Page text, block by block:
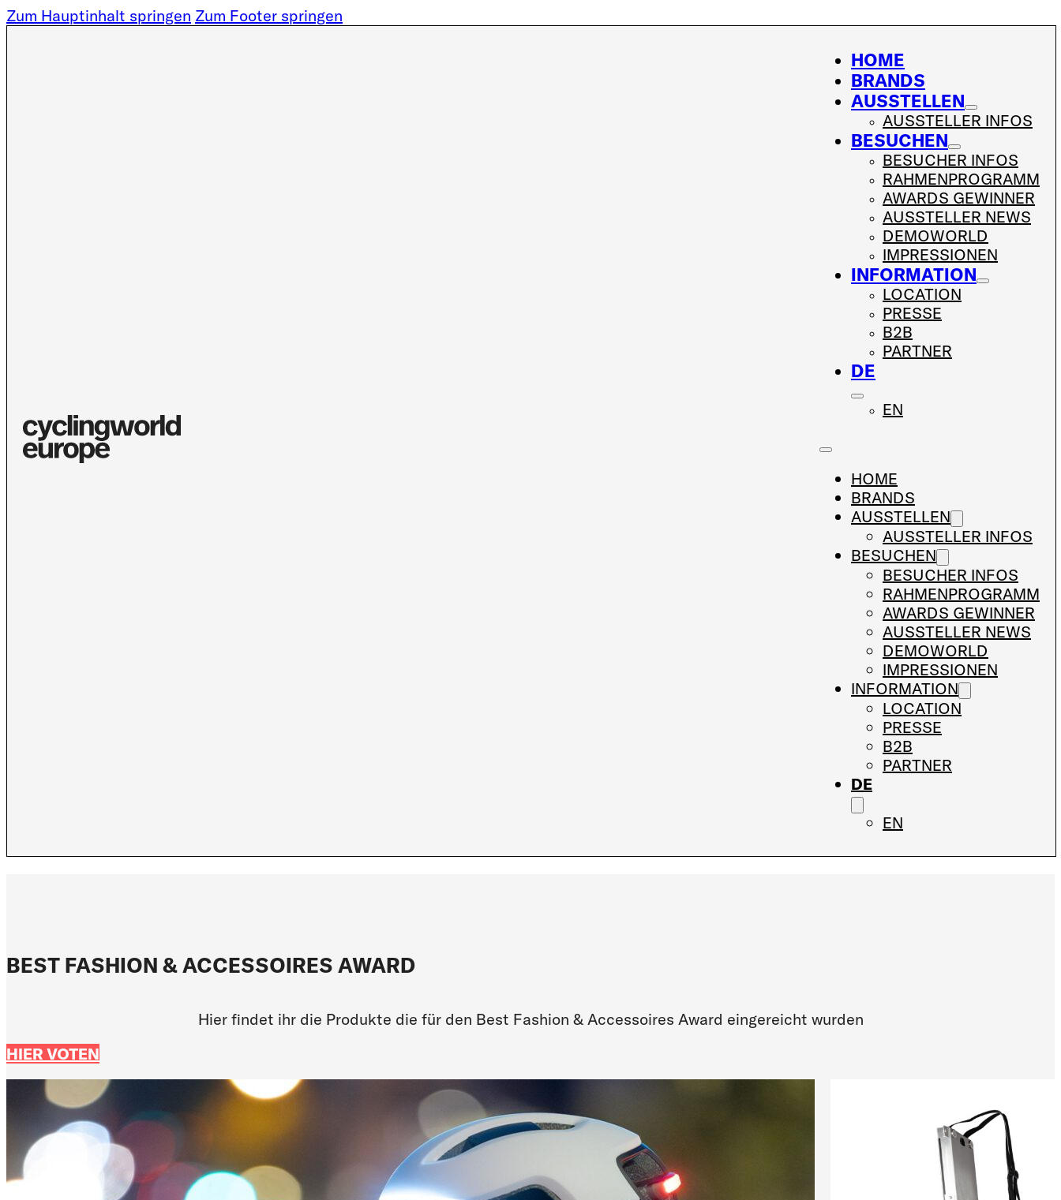
Zum Hauptinhalt springen Zum Footer springen
HOME
BRANDS
AUSSTELLEN
AUSSTELLER INFOS
BESUCHEN
BESUCHER INFOS
RAHMENPROGRAMM
AWARDS GEWINNER
AUSSTELLER NEWS
DEMOWORLD
IMPRESSIONEN
INFORMATION
LOCATION
PRESSE
B2B
PARTNER
DE
EN
HOME
BRANDS
AUSSTELLEN
AUSSTELLER INFOS
BESUCHEN
BESUCHER INFOS
RAHMENPROGRAMM
AWARDS GEWINNER
AUSSTELLER NEWS
DEMOWORLD
IMPRESSIONEN
INFORMATION
LOCATION
PRESSE
B2B
PARTNER
DE
EN
BEST FASHION & ACCESSOIRES AWARD
Hier findet ihr die Produkte die für den Best Fashion & Accessoires Award eingereicht wurden
HIER VOTEN